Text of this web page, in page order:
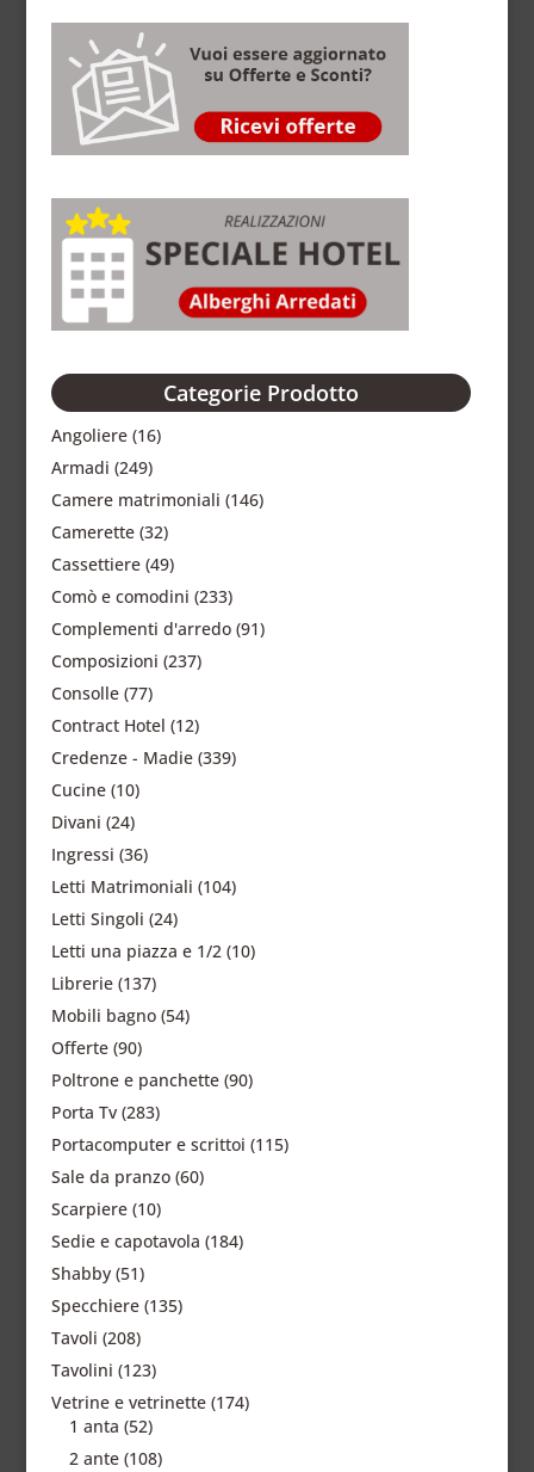
Categorie Prodotto
Angoliere (16)
Armadi (249)
Camere matrimoniali (146)
Camerette (32)
Cassettiere (49)
Comò e comodini (233)
Complementi d'arredo (91)
Composizioni (237)
Consolle (77)
Contract Hotel (12)
Credenze - Madie (339)
Cucine (10)
Divani (24)
Ingressi (36)
Letti Matrimoniali (104)
Letti Singoli (24)
Letti una piazza e 1/2 (10)
Librerie (137)
Mobili bagno (54)
Offerte (90)
Poltrone e panchette (90)
Porta Tv (283)
Portacomputer e scrittoi (115)
Sale da pranzo (60)
Scarpiere (10)
Sedie e capotavola (184)
Shabby (51)
Specchiere (135)
Tavoli (208)
Tavolini (123)
Vetrine e vetrinette (174)
1 anta (52)
2 ante (108)